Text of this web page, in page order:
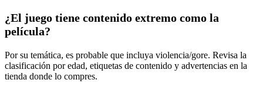
¿El juego tiene contenido extremo como la
película?
Por su temática, es probable que incluya violencia/gore. Revisa la
clasificación por edad, etiquetas de contenido y advertencias en la
tienda donde lo compres.